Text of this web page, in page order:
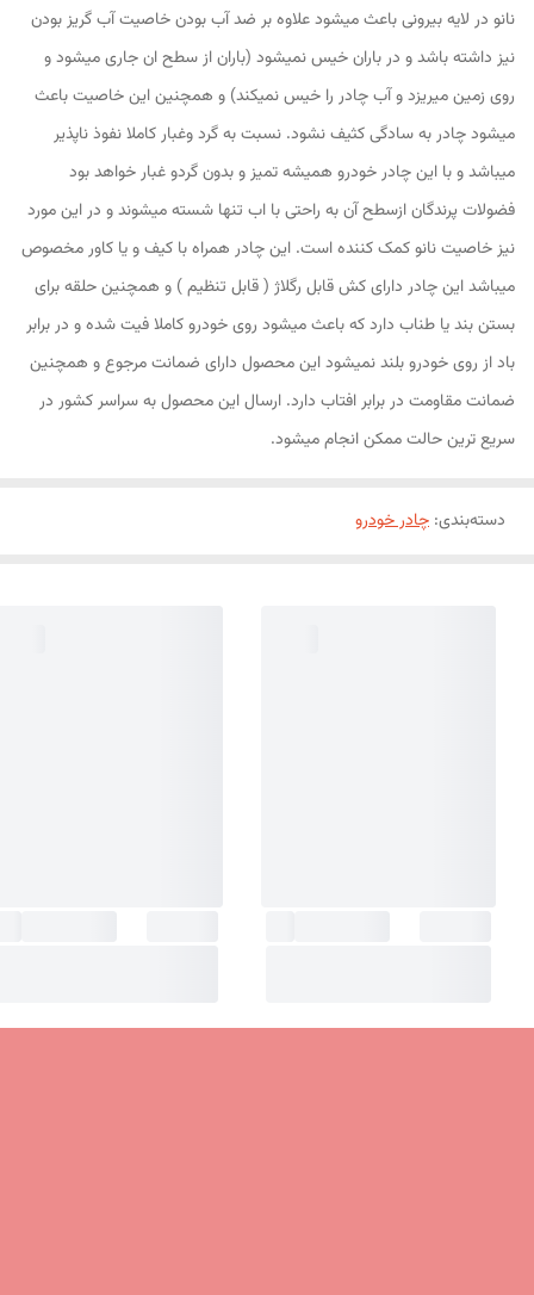
نانو در لایه بیرونی باعث میشود علاوه بر ضد آب بودن خاصیت آب گریز بودن
نیز داشته باشد و در باران خیس نمیشود (باران از سطح ان جاری میشود و
روی زمین میریزد و آب چادر را خیس نمیکند) و همچنین این خاصیت باعث
میشود چادر به سادگی کثیف نشود. نسبت به گرد وغبار کاملا نفوذ ناپذیر
میباشد و با این چادر خودرو همیشه تمیز و بدون گردو غبار خواهد بود
فضولات پرندگان ازسطح آن به راحتی با اب تنها شسته میشوند و در این مورد
نیز خاصیت نانو کمک کننده است. این چادر همراه با کیف و یا کاور مخصوص
میباشد این چادر دارای کش قابل رگلاژ ( قابل تنظیم ) و همچنین حلقه برای
بستن بند یا طناب دارد که باعث میشود روی خودرو کاملا فیت شده و در برابر
باد از روی خودرو بلند نمیشود این محصول دارای ضمانت مرجوع و همچنین
ضمانت مقاومت در برابر افتاب دارد. ارسال این محصول به سراسر کشور در
سریع ترین حالت ممکن انجام میشود.
دسته‌بندی: چادر خودرو